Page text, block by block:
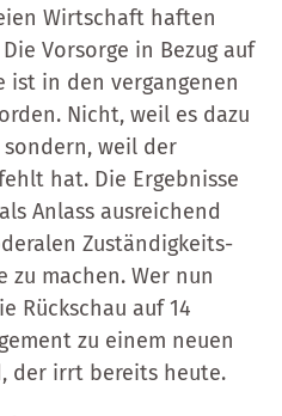
Wirtschaft haften
Vorsorge in Bezug auf
ist in den vergangenen
Nicht, weil es dazu
sondern, weil der
hat. Die Ergebnisse
Anlass ausreichend
Zuständigkeits-
zu machen. Wer nun
Rückschau auf 14
zu einem neuen
der irrt bereits heute.